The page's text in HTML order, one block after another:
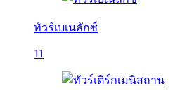
ทัวร์เบเนลักซ์
11